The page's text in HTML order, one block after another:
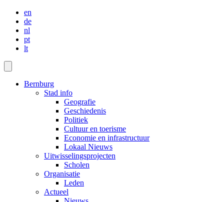
en
de
nl
pt
lt
Bernburg
Stad info
Geografie
Geschiedenis
Politiek
Cultuur en toerisme
Economie en infrastructuur
Lokaal Nieuws
Uitwisselingsprojecten
Scholen
Organisatie
Leden
Actueel